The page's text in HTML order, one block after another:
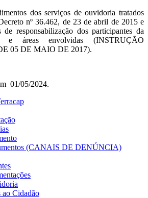
dos serviços de ouvidoria tratados
nº 36.462, de 23 de abril de 2015 e
de responsabilização dos participantes da
e áreas envolvidas (INSTRUÇÃO
05 DE MAIO DE 2017).
01/05/2024.
(CANAIS DE DENÚNCIA)
ao Cidadão